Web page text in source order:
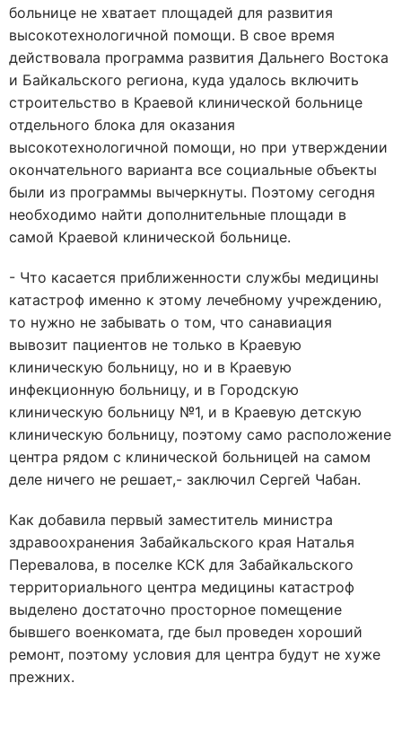
больнице не хватает площадей для развития
высокотехнологичной помощи. В свое время
действовала программа развития Дальнего Востока
и Байкальского региона, куда удалось включить
строительство в Краевой клинической больнице
отдельного блока для оказания
высокотехнологичной помощи, но при утверждении
окончательного варианта все социальные объекты
были из программы вычеркнуты. Поэтому сегодня
необходимо найти дополнительные площади в
самой Краевой клинической больнице.
- Что касается приближенности службы медицины
катастроф именно к этому лечебному учреждению,
то нужно не забывать о том, что санавиация
вывозит пациентов не только в Краевую
клиническую больницу, но и в Краевую
инфекционную больницу, и в Городскую
клиническую больницу №1, и в Краевую детскую
клиническую больницу, поэтому само расположение
центра рядом с клинической больницей на самом
деле ничего не решает,- заключил Сергей Чабан.
Как добавила первый заместитель министра
здравоохранения Забайкальского края Наталья
Перевалова, в поселке КСК для Забайкальского
территориального центра медицины катастроф
выделено достаточно просторное помещение
бывшего военкомата, где был проведен хороший
ремонт, поэтому условия для центра будут не хуже
прежних.